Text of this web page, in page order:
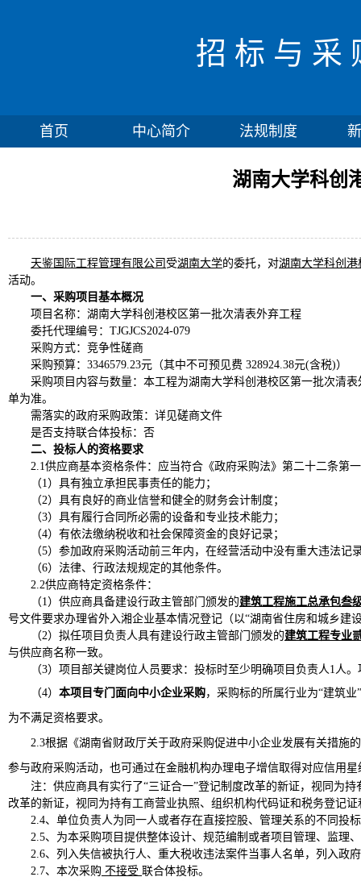
招标与采
首页 中心简介 法规制度
湖南大学科创
天鉴国际工程管理有限公司 受湖南大学的委托，对湖南大学科创
活动。
一、采购项目基本概况
项目名称：湖南大学科创港校区第一批次清表外弃工程
委托代理编号： TJGJCS2024-079
采购方式：竞争性磋商
采购预算： 3346579.23元（其中不可预见费 328924.38元(含税)）
采购项目内容与数量：本工程为湖南大学科创港校区第一批次清
单为准。
需落实的政府采购政策：详见磋商文件
是否支持联合体投标：否
二、投标人的资格要求
2.1供应商基本资格条件：应当符合《政府采购法》第二十二条第
（1）具有独立承担民事责任的能力；
（2）具有良好的商业信誉和健全的财务会计制度；
（3）具有履行合同所必需的设备和专业技术能力；
（4）有依法缴纳税收和社会保障资金的良好记录；
（5）参加政府采购活动前三年内，在经营活动中没有重大违法记
（6）法律、行政法规规定的其他条件。
2.2供应商特定资格条件：
（1）供应商具备建设行政主管部门颁发的建筑工程施工总承包叁
号文件要求办理省外入湘企业基本情况登记（以“湖南省住房和城乡建
（2）拟任项目负责人具有建设行政主管部门颁发的建筑工程专业
与供应商名称一致。
（3）项目部关键岗位人员要求：投标时至少明确项目负责人1人
（4） 本项目专门面向中小企业采购，采购标的所属行业为“建筑业
为不满足资格要求。
2.3根据《湖南省财政厅关于政府采购促进中小企业发展有关措施
参与政府采购活动，也可通过在金融机构办理电子增信取得对应信用
注：供应商具有实行了“三证合一”登记制度改革的新证， 视同为持
改革的新证，视同为持有工商营业执照、组织机构代码证和税务登记
2.4、单位负责人为同一人或者存在直接控股、管理关系的不同投
2.5、为本采购项目提供整体设计、规范编制或者项目管理、监理
2.6、列入失信被执行人、重大税收违法案件当事人名单，列入政
2.7、本次采购 不接受 联合体投标。